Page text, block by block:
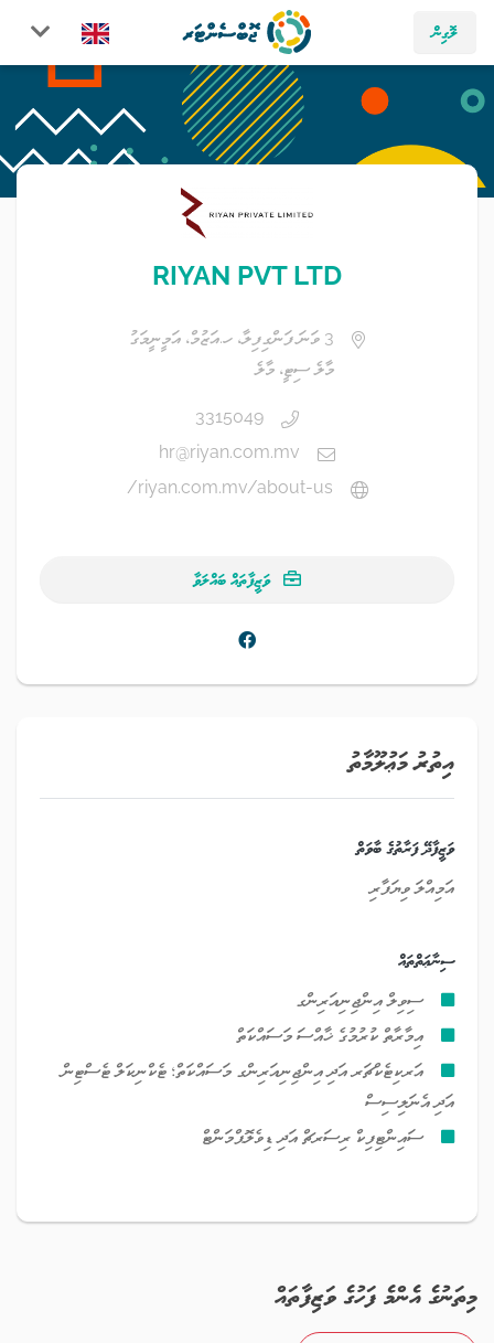
ލޮގިން
RIYAN PVT LTD
3 ވަނަ ފަންގިފިލާ، ހ.އަޒުމް، އަމީނީމަގު
މާލެ ސިޓީ، މާލެ
3315049
hr@riyan.com.mv
riyan.com.mv/about-us/
ވަޒީފާތައް ބައްލަވާ
އިތުރު މަޢުލޫމާތު
ވަޒީފާދޭ ފަރާތުގެ ބާވަތް
އަމިއްލަ ވިޔަފާރި
ސިނާޢަތްތައް
ސިވިލް އިންޖިނިއަރިންގ
އިމާރާތް ކުރުމުގެ ޚާއްސަ މަސައްކަތް
އަރކިޓެކްޗަރ އަދި އިންޖިނިއަރިންގ މަސައްކަތް؛ ޓެކްނިކަލް ޓެސްޓިން
އަދި އެނަލިސިސް
ސައިންޓިފިކް ރިސަރޗް އަދި ޑިވެލޮޕްމަންޓް
މިތަނުގެ އެންމެ ފަހުގެ ވަޒިފާތައް